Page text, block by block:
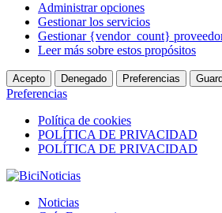
Administrar opciones
Gestionar los servicios
Gestionar {vendor_count}
Leer más sobre estos propósitos
Acepto Denegado Preferencias
Preferencias
Política de cookies
POLÍTICA DE PRIVACIDAD
POLÍTICA DE PRIVACIDAD
Noticias